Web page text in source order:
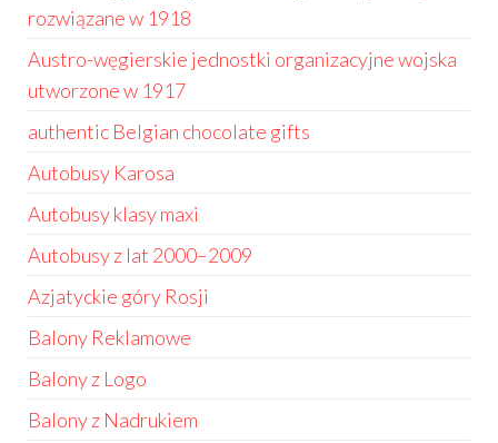
rozwiązane w 1918
Austro-węgierskie jednostki organizacyjne wojska
utworzone w 1917
authentic Belgian chocolate gifts
Autobusy Karosa
Autobusy klasy maxi
Autobusy z lat 2000–2009
Azjatyckie góry Rosji
Balony Reklamowe
Balony z Logo
Balony z Nadrukiem